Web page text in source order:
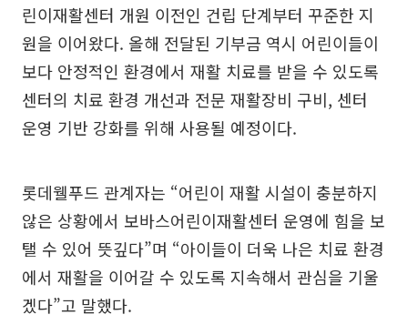
린이재활센터 개원 이전인 건립 단계부터 꾸준한 지
원을 이어왔다. 올해 전달된 기부금 역시 어린이들이
보다 안정적인 환경에서 재활 치료를 받을 수 있도록
센터의 치료 환경 개선과 전문 재활장비 구비, 센터
운영 기반 강화를 위해 사용될 예정이다.
롯데웰푸드 관계자는 “어린이 재활 시설이 충분하지
않은 상황에서 보바스어린이재활센터 운영에 힘을 보
탤 수 있어 뜻깊다”며 “아이들이 더욱 나은 치료 환경
에서 재활을 이어갈 수 있도록 지속해서 관심을 기울
겠다”고 말했다.